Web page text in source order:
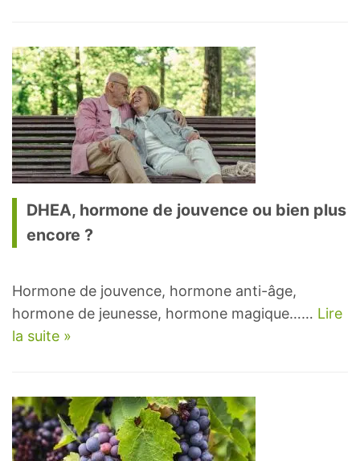
DHEA, hormone de jouvence ou bien plus
encore ?
Hormone de jouvence, hormone anti-âge,
hormone de jeunesse, hormone magique…… Lire
la suite »